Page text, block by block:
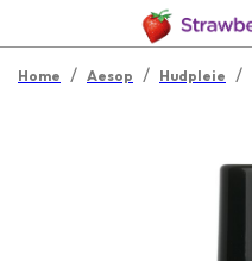
Home / Aesop / Hudpleie /